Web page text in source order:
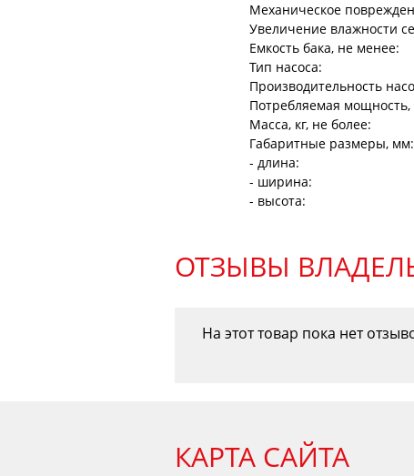
Механическое
Увеличение влажности
Емкость бака, не менее:
Тип насоса:
Производительность
Потребляемая мощность,
Масса, кг, не более:
Габаритные размеры, мм:
- длина:
- ширина:
- высота:
ОТЗЫВЫ
На этот товар пока нет
КАРТА САЙТА